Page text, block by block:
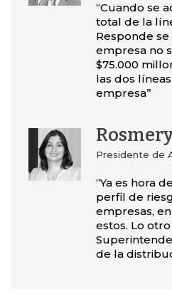
“Cuando se
total de la
Responde
empresa no
$75.000
las dos
empresa”
Presidente de
“Ya es hora
perfil de
empresas,
estos. Lo
de la